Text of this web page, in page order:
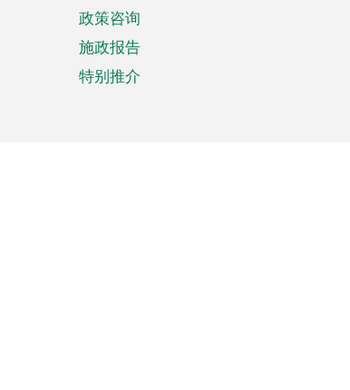
政策咨询
施政报告
特别推介